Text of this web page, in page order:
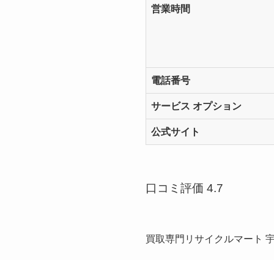
営業時間
電話番号
サービス オプション
公式サイト
口コミ評価 4.7
買取専門リサイクルマート